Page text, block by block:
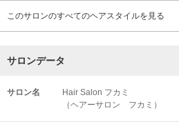
このサロンのすべてのヘアスタイルを見る
サロンデータ
サロン名
Hair Salon フカミ
（ヘアーサロン フカミ）